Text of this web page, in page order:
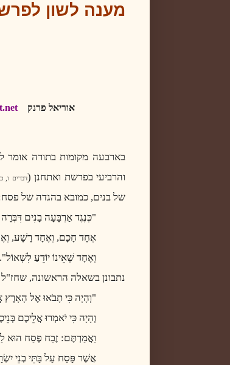
מענה לשון
אוריאל פרנק
בארבעה מקומות בתורה אומר
והרביעי בפרשת ואתחנן (דברים ו,
של בנים, כמובא בהגדה של
"כְּנֶגֶד אַרְבָּעָה בָנִים
אֶחָד חָכָם, וְאֶחָד רָשָׁע,
וְאֶחָד שֶׁאֵינוֹ יוֹדֵעַ לִשְׁאוֹל".
נתבונן בשאלה הראשונה,
"וְהָיָה כִּי תָבֹאוּ אֶל
וְהָיָה כִּי יֹאמְרוּ אֲלֵיכֶם
וַאֲמַרְתֶּם: זֶבַח פֶּסַח הוּא
אֲשֶׁר פָּסַח עַל בָּתֵּי בְנֵי